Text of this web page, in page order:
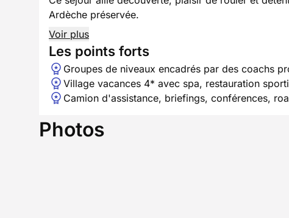
Ardèche préservée.
Voir plus
Les points forts
Groupes de niveaux encadrés par des coachs
Village vacances 4* avec spa, restauration
Camion d'assistance, briefings, conférences,
Photos